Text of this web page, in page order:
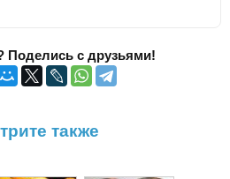
Поделись с друзьями!
также